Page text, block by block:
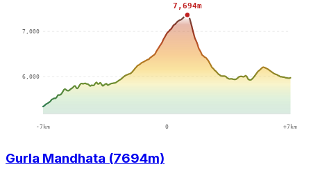
Gurla Mandhata (7694m)